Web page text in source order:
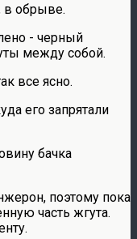
в обрыве.
- черный
между собой.
все ясно.
его запрятали
бачка
поэтому пока
часть жгута.